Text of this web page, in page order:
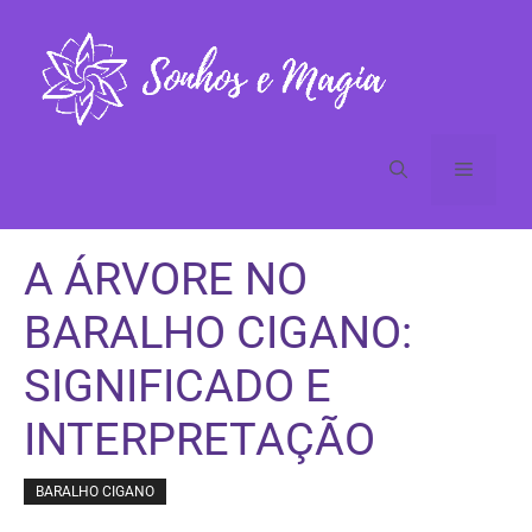
conteúdo
Menu
A ÁRVORE NO
BARALHO CIGANO:
SIGNIFICADO E
INTERPRETAÇÃO
BARALHO CIGANO